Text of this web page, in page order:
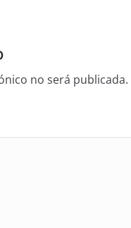
no será publicada.